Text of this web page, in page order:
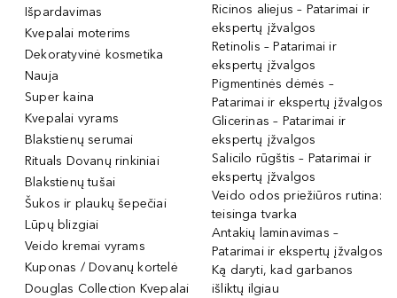
Išpardavimas
Kvepalai moterims
Dekoratyvinė kosmetika
Nauja
Super kaina
Kvepalai vyrams
Blakstienų serumai
Rituals Dovanų rinkiniai
Blakstienų tušai
Šukos ir plaukų šepečiai
Lūpų blizgiai
Veido kremai vyrams
Kuponas / Dovanų kortelė
Douglas Collection Kvepalai
Ricinos aliejus – Patarimai ir
ekspertų įžvalgos
Retinolis – Patarimai ir
ekspertų įžvalgos
Pigmentinės dėmės –
Patarimai ir ekspertų įžvalgos
Glicerinas – Patarimai ir
ekspertų įžvalgos
Salicilo rūgštis – Patarimai ir
ekspertų įžvalgos
Veido odos priežiūros rutina:
teisinga tvarka
Antakių laminavimas –
Patarimai ir ekspertų įžvalgos
Ką daryti, kad garbanos
išliktų ilgiau